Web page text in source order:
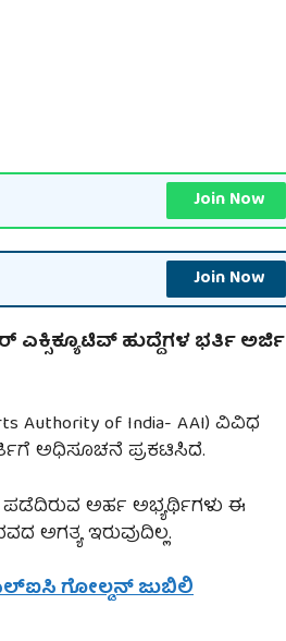
Join Now
Join Now
ಎಕ್ಸಿಕ್ಯೂಟಿವ್ ಹುದ್ದೆಗಳ ಭರ್ತಿ ಅರ್ಜಿ
of India- AAI) ವಿವಿಧ
ಅಧಿಸೂಚನೆ ಪ್ರಕಟಿಸಿದೆ.
ಅರ್ಹ ಅಭ್ಯರ್ಥಿಗಳು ಈ
ಅಗತ್ಯ ಇರುವುದಿಲ್ಲ.
ಎಲ್‌ಐಸಿ ಗೋಲ್ಡನ್ ಜುಬಿಲಿ